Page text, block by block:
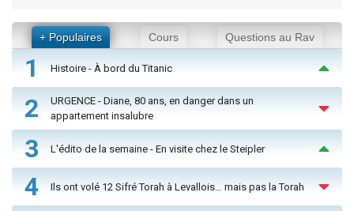
+ Populaires Cours Questions au Rav
1 Histoire - À bord du Titanic
2
URGENCE - Diane, 80 ans, en danger dans un
appartement insalubre
3 L'édito de la semaine - En visite chez le Steipler
4 Ils ont volé 12 Sifré Torah à Levallois… mais pas la Torah